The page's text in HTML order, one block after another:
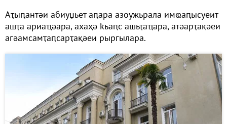
Аҭыԥантәи абиуџьет аԥара азоужьрала имҩаԥысуеит
ашҭа ариаҵәара, ахаҳә ҟьаԥс ашьҭаҵара, атәарҭақәеи
агәамсамҭаԥсарҭақәеи рыргылара.